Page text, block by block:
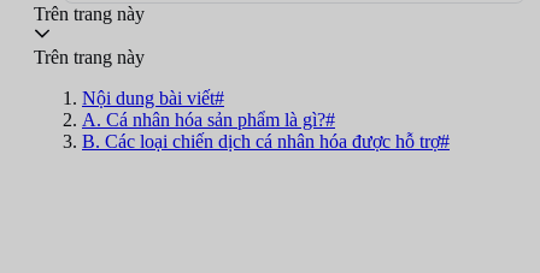
Trên trang này
Trên trang này
Nội dung bài viết#
A. Cá nhân hóa sản phẩm là gì?#
B. Các loại chiến dịch cá nhân hóa được hỗ trợ#